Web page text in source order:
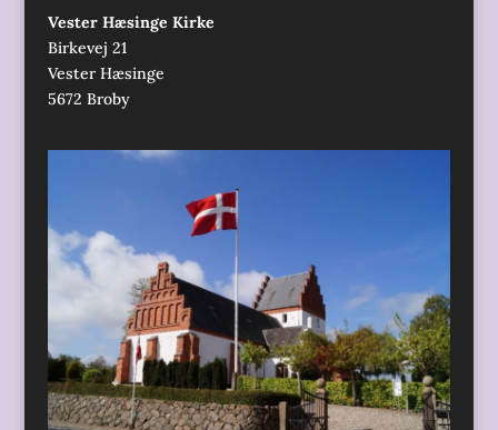
Vester Hæsinge Kirke
Birkevej 21
Vester Hæsinge
5672 Broby